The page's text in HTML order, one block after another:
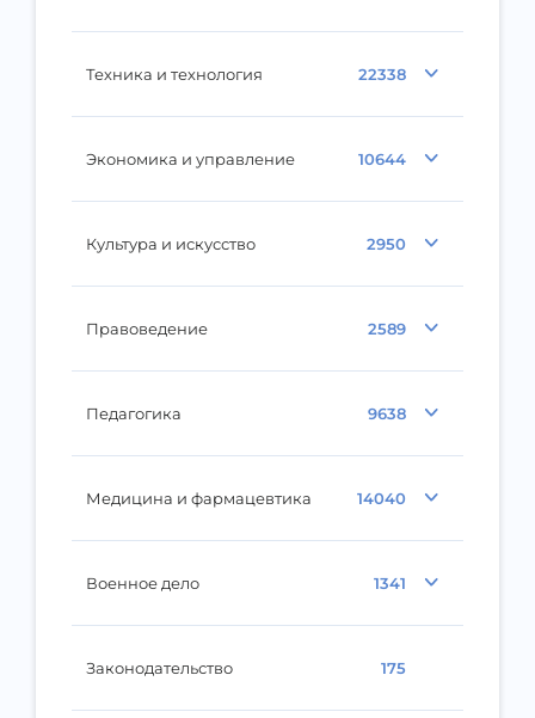
Техника и технология 22338
Экономика и управление 10644
Культура и искусство 2950
Правоведение 2589
Педагогика 9638
Медицина и фармацевтика 14040
Военное дело 1341
Законодательство 175